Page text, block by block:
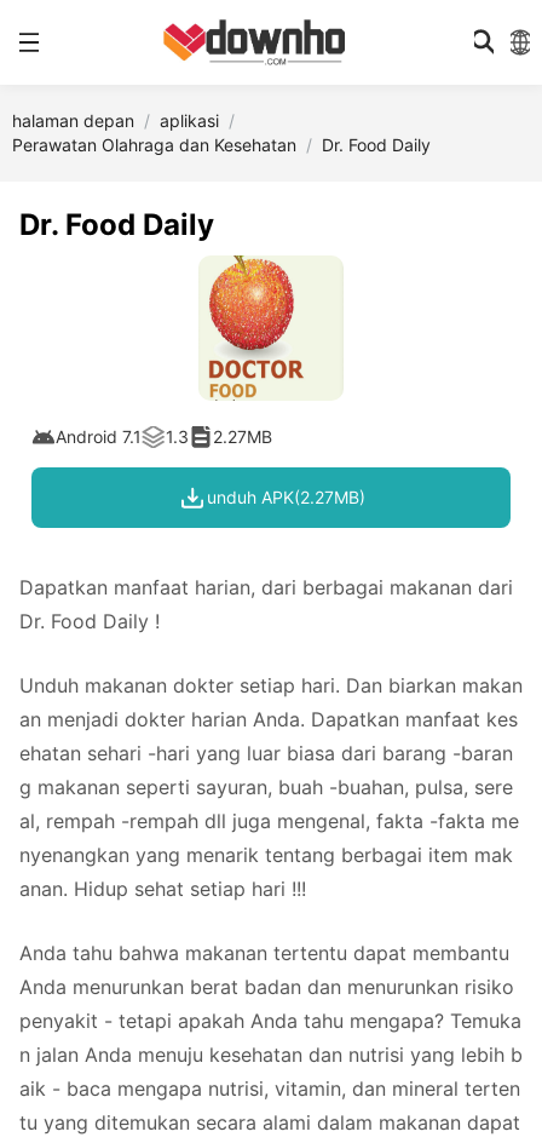
halaman depan
aplikasi
Perawatan Olahraga dan Kesehatan
Dr. Food Daily
Dr. Food Daily
Android 7.1 1.3 2.27MB
unduh APK(2.27MB)
Dapatkan manfaat harian, dari berbagai makanan dari
Dr. Food Daily !
Unduh makanan dokter setiap hari. Dan biarkan makan
an menjadi dokter harian Anda. Dapatkan manfaat kes
ehatan sehari -hari yang luar biasa dari barang -baran
g makanan seperti sayuran, buah -buahan, pulsa, sere
al, rempah -rempah dll juga mengenal, fakta -fakta me
nyenangkan yang menarik tentang berbagai item mak
anan. Hidup sehat setiap hari !!!
Anda tahu bahwa makanan tertentu dapat membantu
Anda menurunkan berat badan dan menurunkan risiko
penyakit - tetapi apakah Anda tahu mengapa? Temuka
n jalan Anda menuju kesehatan dan nutrisi yang lebih b
aik - baca mengapa nutrisi, vitamin, dan mineral terten
tu yang ditemukan secara alami dalam makanan dapat